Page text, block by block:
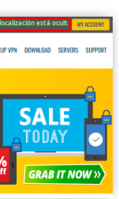
está oculta!